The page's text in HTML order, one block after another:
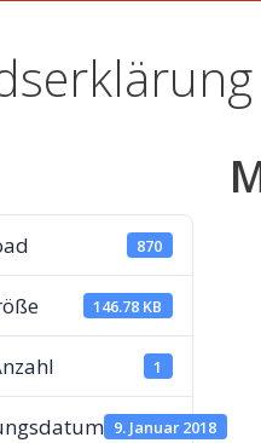
870
146.78 KB
1
9. Januar 2018